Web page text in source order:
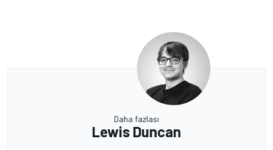
Daha fazlası
Lewis Duncan